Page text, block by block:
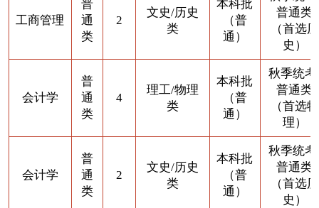
工商管理
普
通
类
2
文史/历史
类
本科批
（普
通）
普通类
（首选历
史）
会计学
普
通
类
4
理工/物理
类
本科批
（普
通）
秋季统
普通类
（首选物
理）
会计学
普
通
类
2
文史/历史
类
本科批
（普
通）
秋季统
普通类
（首选历
史）